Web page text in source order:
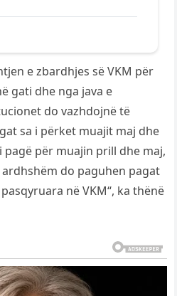
e zbardhjes së VKM për
gati dhe nga java e
do vazhdojnë të
sa i përket muajit maj dhe
për muajin prill dhe maj,
do paguhen pagat
në VKM“, ka thënë